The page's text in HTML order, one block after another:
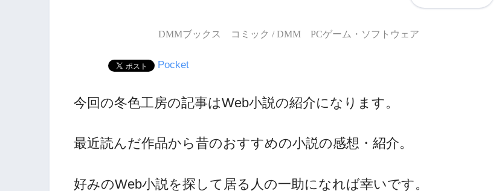
DMMブックス コミック / DMM PCゲーム・ソフトウェア
Pocket
今回の冬色工房の記事はWeb小説の紹介になります。
最近読んだ作品から昔のおすすめの小説の感想・紹介。
好みのWeb小説を探して居る人の一助になれば幸いです。